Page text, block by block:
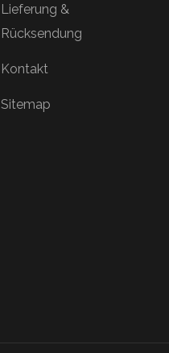
Lieferung &
Rücksendung
Kontakt
Sitemap